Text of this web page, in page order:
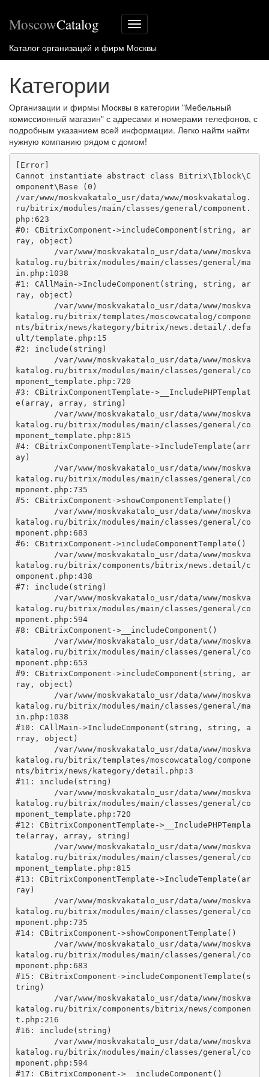
Меню
сайта
MoscowCatalog
Каталог организаций и фирм Москвы
Категории
Организации и фирмы Москвы в категории "Мебельный
комиссионный магазин" с адресами и номерами телефонов, с
подробным указанием всей информации. Легко найти найти
нужную компанию рядом с домом!
[Error]
Cannot instantiate abstract class Bitrix\Iblock\C
omponent\Base (0)
/var/www/moskvakatalo_usr/data/www/moskvakatalog.
ru/bitrix/modules/main/classes/general/component.
php:623
#0: CBitrixComponent->includeComponent(string, ar
ray, object)
katalog.ru/bitrix/modules/main/classes/general/ma
in.php:1038
#1: CAllMain->IncludeComponent(string, string, ar
ray, object)
katalog.ru/bitrix/templates/moscowcatalog/compone
nts/bitrix/news/kategory/bitrix/news.detail/.defa
ult/template.php:15
#2: include(string)
katalog.ru/bitrix/modules/main/classes/general/co
mponent_template.php:720
#3: CBitrixComponentTemplate->__IncludePHPTemplat
e(array, array, string)
katalog.ru/bitrix/modules/main/classes/general/co
mponent_template.php:815
#4: CBitrixComponentTemplate->IncludeTemplate(arr
ay)
katalog.ru/bitrix/modules/main/classes/general/co
mponent.php:735
#5: CBitrixComponent->showComponentTemplate()
katalog.ru/bitrix/modules/main/classes/general/co
mponent.php:683
#6: CBitrixComponent->includeComponentTemplate()
katalog.ru/bitrix/components/bitrix/news.detail/c
omponent.php:438
#7: include(string)
katalog.ru/bitrix/modules/main/classes/general/co
mponent.php:594
#8: CBitrixComponent->__includeComponent()
katalog.ru/bitrix/modules/main/classes/general/co
mponent.php:653
#9: CBitrixComponent->includeComponent(string, ar
ray, object)
katalog.ru/bitrix/modules/main/classes/general/ma
in.php:1038
#10: CAllMain->IncludeComponent(string, string, a
rray, object)
katalog.ru/bitrix/templates/moscowcatalog/compone
nts/bitrix/news/kategory/detail.php:3
#11: include(string)
katalog.ru/bitrix/modules/main/classes/general/co
mponent_template.php:720
#12: CBitrixComponentTemplate->__IncludePHPTempla
te(array, array, string)
katalog.ru/bitrix/modules/main/classes/general/co
mponent_template.php:815
#13: CBitrixComponentTemplate->IncludeTemplate(ar
ray)
katalog.ru/bitrix/modules/main/classes/general/co
mponent.php:735
#14: CBitrixComponent->showComponentTemplate()
katalog.ru/bitrix/modules/main/classes/general/co
mponent.php:683
#15: CBitrixComponent->includeComponentTemplate(s
tring)
katalog.ru/bitrix/components/bitrix/news/componen
t.php:216
#16: include(string)
katalog.ru/bitrix/modules/main/classes/general/co
mponent.php:594
#17: CBitrixComponent->__includeComponent()